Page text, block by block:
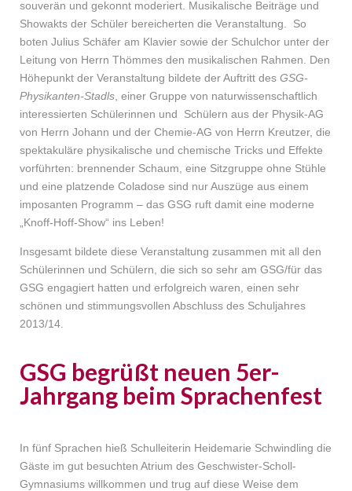
souverän und gekonnt moderiert. Musikalische Beiträge und
Showakts der Schüler bereicherten die Veranstaltung. So
boten Julius Schäfer am Klavier sowie der Schulchor unter der
Leitung von Herrn Thömmes den musikalischen Rahmen. Den
Höhepunkt der Veranstaltung bildete der Auftritt des GSG-
Physikanten-Stadls , einer Gruppe von naturwissenschaftlich
interessierten Schülerinnen und Schülern aus der Physik-AG
von Herrn Johann und der Chemie-AG von Herrn Kreutzer, die
spektakuläre physikalische und chemische Tricks und Effekte
vorführten: brennender Schaum, eine Sitzgruppe ohne Stühle
und eine platzende Coladose sind nur Auszüge aus einem
imposanten Programm – das GSG ruft damit eine moderne
„Knoff-Hoff-Show“ ins Leben!
Insgesamt bildete diese Veranstaltung zusammen mit all den
Schülerinnen und Schülern, die sich so sehr am GSG/für das
GSG engagiert hatten und erfolgreich waren, einen sehr
schönen und stimmungsvollen Abschluss des Schuljahres
2013/14.
GSG begrüßt neuen 5er-
Jahrgang beim Sprachenfest
In fünf Sprachen hieß Schulleiterin Heidemarie Schwindling die
Gäste im gut besuchten Atrium des Geschwister-Scholl-
Gymnasiums willkommen und trug auf diese Weise dem